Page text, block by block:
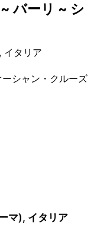
バーリ ~ シ
イタリア
シャン・クルーズ
マ), イタリア